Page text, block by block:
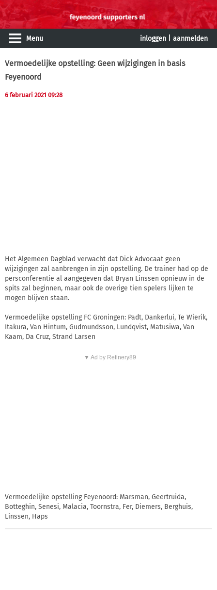
Menu inloggen aanmelden
Vermoedelijke opstelling: Geen wijzigingen in basis
Feyenoord
6 februari 2021 09:28
Het Algemeen Dagblad verwacht dat Dick Advocaat geen
wijzigingen zal aanbrengen in zijn opstelling. De trainer had op de
persconferentie al aangegeven dat Bryan Linssen opnieuw in de
spits zal beginnen, maar ook de overige tien spelers lijken te
mogen blijven staan.
Vermoedelijke opstelling FC Groningen: Padt, Dankerlui, Te Wierik,
Itakura, Van Hintum, Gudmundsson, Lundqvist, Matusiwa, Van
Kaam, Da Cruz, Strand Larsen
▼ Ad by Refinery89
Vermoedelijke opstelling Feyenoord: Marsman, Geertruida,
Botteghin, Senesi, Malacia, Toornstra, Fer, Diemers, Berghuis,
Linssen, Haps